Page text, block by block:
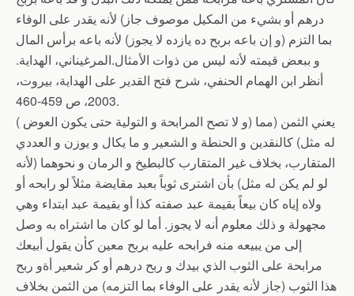
درهم أو بشيء من المكيل موصوف جاز) لأنه يقدر على الوفاء
بما التزم (و إن باعه بربح ده يازده لا يجوز) لأنه باعه برأس المال
و ببعض قيمته لأنه ليس من ذوات الأمثال.المرغيناني، الهداية.
أنظر ابن الهمام الحنفي، شرح فتح القدير على الهداية، بيروت،
2003، ص 459-460.
( و لا تصح المرابحة و التولية حتى يكون العوض) يعني الثمن (مما
له مثل) كالنقدين و الحنطة و الشعير و ما يكال و يوزن و العددي
المتقارب، بخلاف غير المتقارب كالبطيخ و الرمان و نحوهما (لأنه
لو لم يكن له مثل) بأن اشترى ثوباً بعبد مقايضة مثلاً لو رابحه أو
ولاه إياه كان بيعاً بقيمة عبد صفته كذا أو بقيمة عبد ابتداء وهي
مجهولة و ذلك معلوم أنه لا يجوز. أما لو كان ما اشتراه به وصل
إلى من يبيعه منه فرابحه عليه بربح معين كأن يقول أبيعك
مرابحة على الثوب الذي بيدك و ربح درهم أو كر شعير أةو ربح
هذا الثوب (جاز لأنه يقدر على الوفاء بما التزمه) من الثمن بخلاف